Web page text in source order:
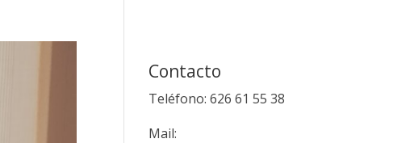
Contacto
Teléfono: 626 61 55 38
Mail: